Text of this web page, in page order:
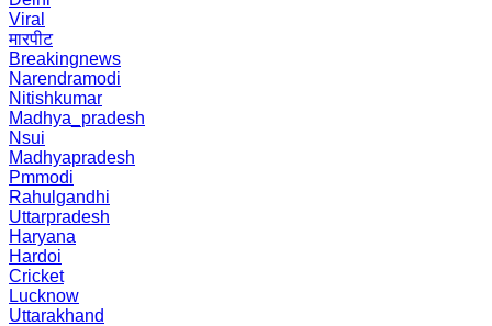
Viral
मारपीट
Breakingnews
Narendramodi
Nitishkumar
Madhya_pradesh
Nsui
Madhyapradesh
Pmmodi
Rahulgandhi
Uttarpradesh
Haryana
Hardoi
Cricket
Lucknow
Uttarakhand